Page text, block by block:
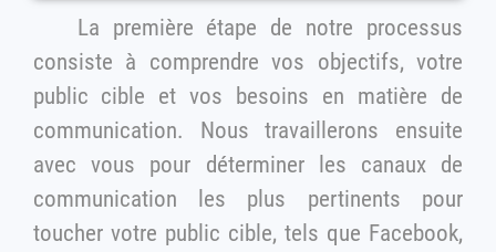
La première étape de notre processus
consiste à comprendre vos objectifs, votre
public cible et vos besoins en matière de
communication. Nous travaillerons ensuite
avec vous pour déterminer les canaux de
communication les plus pertinents pour
toucher votre public cible, tels que Facebook,